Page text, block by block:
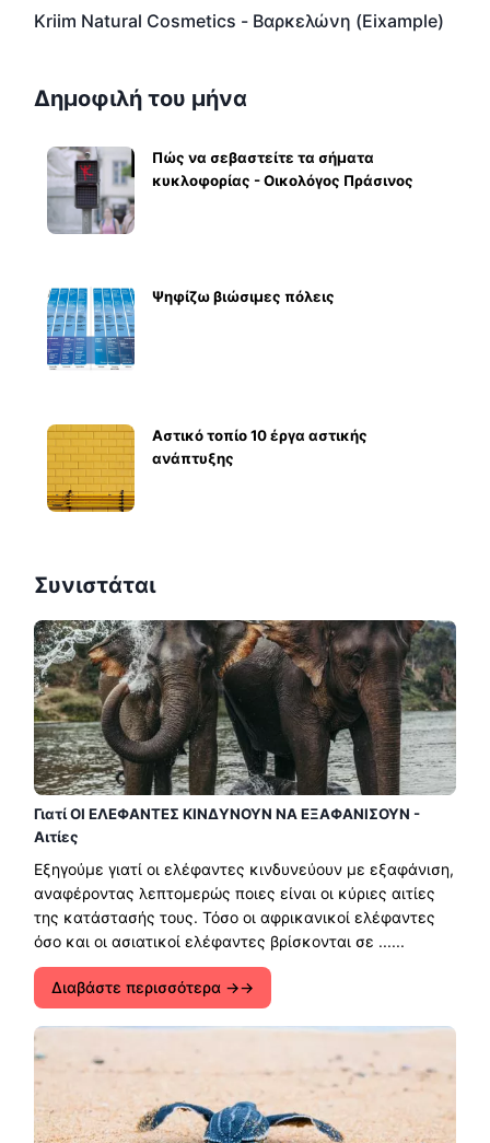
Kriim Natural Cosmetics - Βαρκελώνη (Eixample)
Δημοφιλή του μήνα
Πώς να σεβαστείτε τα σήματα
κυκλοφορίας - Οικολόγος Πράσινος
Ψηφίζω βιώσιμες πόλεις
Αστικό τοπίο 10 έργα αστικής
ανάπτυξης
Συνιστάται
Γιατί ΟΙ ΕΛΕΦΑΝΤΕΣ ΚΙΝΔΥΝΟΥΝ ΝΑ ΕΞΑΦΑΝΙΣΟΥΝ -
Αιτίες
Εξηγούμε γιατί οι ελέφαντες κινδυνεύουν με εξαφάνιση,
αναφέροντας λεπτομερώς ποιες είναι οι κύριες αιτίες
της κατάστασής τους. Τόσο οι αφρικανικοί ελέφαντες
όσο και οι ασιατικοί ελέφαντες βρίσκονται σε ......
Διαβάστε περισσότερα →